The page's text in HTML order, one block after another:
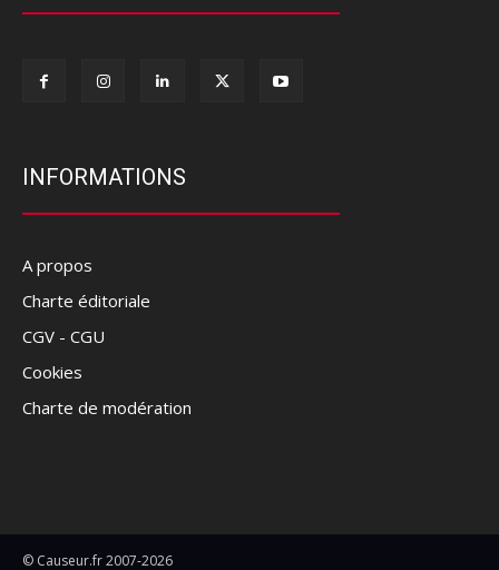
INFORMATIONS
A propos
Charte éditoriale
CGV - CGU
Cookies
Charte de modération
© Causeur.fr 2007-2026